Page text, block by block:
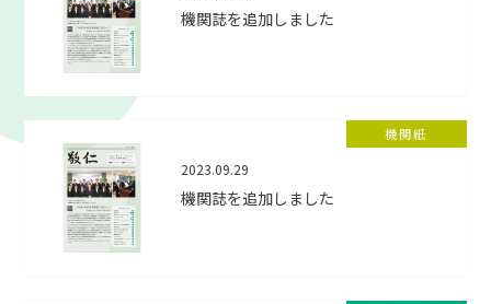
機関誌を追加しました
機関紙
2023.09.29
機関誌を追加しました